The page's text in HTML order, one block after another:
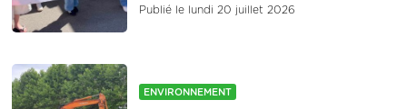
Publié le lundi 20 juillet 2026
ENVIRONNEMENT